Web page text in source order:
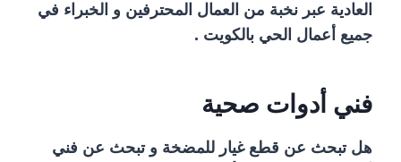
العادية عبر نخبة من العمال المحترفين و الخبراء في
جميع أعمال الحي بالكويت .
فني أدوات صحية
هل تبحث عن قطع غيار للمضخة و تبحث عن فني